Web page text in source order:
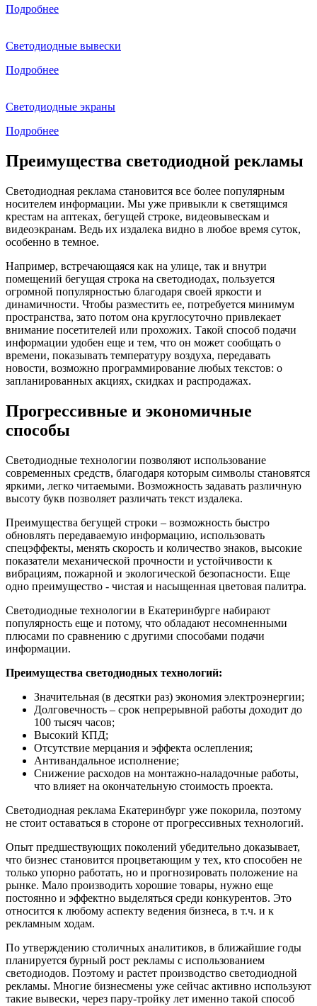
Подробнее
Светодиодные вывески
Подробнее
Светодиодные экраны
Подробнее
Преимущества светодиодной рекламы
Светодиодная реклама становится все более популярным
носителем информации. Мы уже привыкли к светящимся
крестам на аптеках, бегущей строке, видеовывескам и
видеоэкранам. Ведь их издалека видно в любое время суток,
особенно в темное.
Например, встречающаяся как на улице, так и внутри
помещений бегущая строка на светодиодах, пользуется
огромной популярностью благодаря своей яркости и
динамичности. Чтобы разместить ее, потребуется минимум
пространства, зато потом она круглосуточно привлекает
внимание посетителей или прохожих. Такой способ подачи
информации удобен еще и тем, что он может сообщать о
времени, показывать температуру воздуха, передавать
новости, возможно программирование любых текстов: о
запланированных акциях, скидках и распродажах.
Прогрессивные и экономичные
способы
Светодиодные технологии позволяют использование
современных средств, благодаря которым символы становятся
яркими, легко читаемыми. Возможность задавать различную
высоту букв позволяет различать текст издалека.
Преимущества бегущей строки – возможность быстро
обновлять передаваемую информацию, использовать
спецэффекты, менять скорость и количество знаков, высокие
показатели механической прочности и устойчивости к
вибрациям, пожарной и экологической безопасности. Еще
одно преимущество - чистая и насыщенная цветовая палитра.
Светодиодные технологии в Екатеринбурге набирают
популярность еще и потому, что обладают несомненными
плюсами по сравнению с другими способами подачи
информации.
Преимущества светодиодных технологий:
Значительная (в десятки раз) экономия электроэнергии;
Долговечность – срок непрерывной работы доходит до
100 тысяч часов;
Высокий КПД;
Отсутствие мерцания и эффекта ослепления;
Антивандальное исполнение;
Снижение расходов на монтажно-наладочные работы,
что влияет на окончательную стоимость проекта.
Светодиодная реклама Екатеринбург уже покорила, поэтому
не стоит оставаться в стороне от прогрессивных технологий.
Опыт предшествующих поколений убедительно доказывает,
что бизнес становится процветающим у тех, кто способен не
только упорно работать, но и прогнозировать положение на
рынке. Мало производить хорошие товары, нужно еще
постоянно и эффектно выделяться среди конкурентов. Это
относится к любому аспекту ведения бизнеса, в т.ч. и к
рекламным ходам.
По утверждению столичных аналитиков, в ближайшие годы
планируется бурный рост рекламы с использованием
светодиодов. Поэтому и растет производство светодиодной
рекламы. Многие бизнесмены уже сейчас активно используют
такие вывески, через пару-тройку лет именно такой способ